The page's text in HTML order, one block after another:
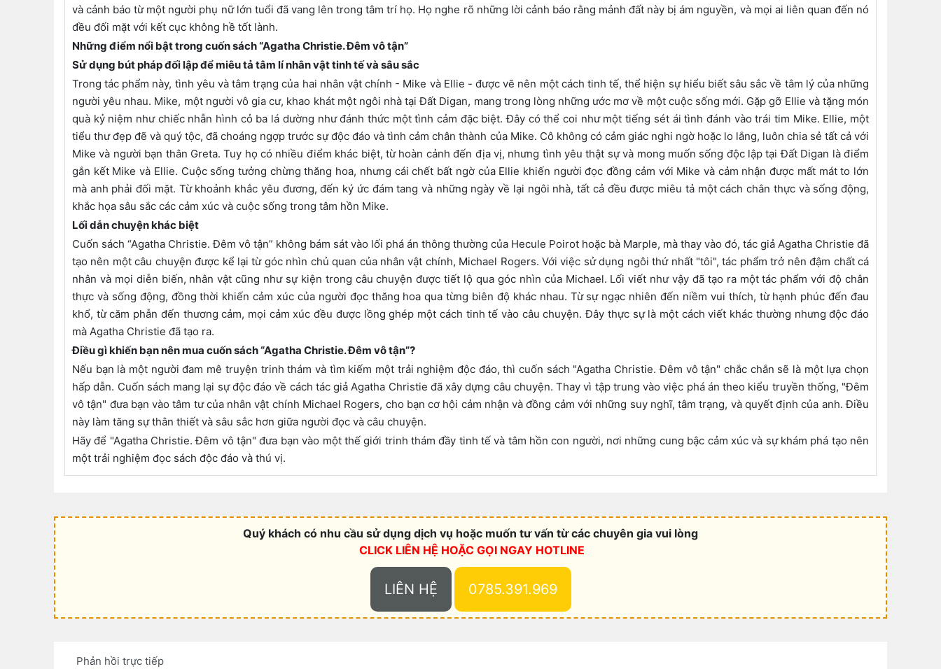
và cảnh báo từ một người phụ nữ lớn tuổi đã vang lên trong tâm trí họ. Họ nghe rõ những lời cảnh báo rằng mảnh đất này bị ám nguyền, và mọi ai liên quan đến nó
đều đối mặt với kết cục không hề tốt lành.
Những điểm nổi bật trong cuốn sách “Agatha Christie. Đêm vô tận”
Sử dụng bút pháp đối lập để miêu tả tâm lí nhân vật tinh tế và sâu sắc
Trong tác phẩm này, tình yêu và tâm trạng của hai nhân vật chính - Mike và Ellie - được vẽ nên một cách tinh tế, thể hiện sự hiểu biết sâu sắc về tâm lý của những
người yêu nhau. Mike, một người vô gia cư, khao khát một ngôi nhà tại Đất Digan, mang trong lòng những ước mơ về một cuộc sống mới. Gặp gỡ Ellie và tặng món
quà kỷ niệm như chiếc nhẫn hình cỏ ba lá dường như đánh thức một tình cảm đặc biệt. Đây có thể coi như một tiếng sét ái tình đánh vào trái tim Mike. Ellie, một
tiểu thư đẹp đẽ và quý tộc, đã choáng ngợp trước sự độc đáo và tình cảm chân thành của Mike. Cô không có cảm giác nghi ngờ hoặc lo lắng, luôn chia sẻ tất cả với
Mike và người bạn thân Greta. Tuy họ có nhiều điểm khác biệt, từ hoàn cảnh đến địa vị, nhưng tình yêu thật sự và mong muốn sống độc lập tại Đất Digan là điểm
gắn kết Mike và Ellie. Cuộc sống tưởng chừng thăng hoa, nhưng cái chết bất ngờ của Ellie khiến người đọc đồng cảm với Mike và cảm nhận được mất mát to lớn
mà anh phải đối mặt. Từ khoảnh khắc yêu đương, đến ký ức đám tang và những ngày về lại ngôi nhà, tất cả đều được miêu tả một cách chân thực và sống động,
khắc họa sâu sắc các cảm xúc và cuộc sống trong tâm hồn Mike.
Lối dẫn chuyện khác biệt
Cuốn sách “Agatha Christie. Đêm vô tận” không bám sát vào lối phá án thông thường của Hecule Poirot hoặc bà Marple, mà thay vào đó, tác giả Agatha Christie đã
tạo nên một câu chuyện được kể lại từ góc nhìn chủ quan của nhân vật chính, Michael Rogers. Với việc sử dụng ngôi thứ nhất "tôi", tác phẩm trở nên đậm chất cá
nhân và mọi diễn biến, nhân vật cũng như sự kiện trong câu chuyện được tiết lộ qua góc nhìn của Michael. Lối viết như vậy đã tạo ra một tác phẩm với độ chân
thực và sống động, đồng thời khiến cảm xúc của người đọc thăng hoa qua từng biên độ khác nhau. Từ sự ngạc nhiên đến niềm vui thích, từ hạnh phúc đến đau
khổ, từ căm phẫn đến thương cảm, mọi cảm xúc đều được lồng ghép một cách tinh tế vào câu chuyện. Đây thực sự là một cách viết khác thường nhưng độc đáo
mà Agatha Christie đã tạo ra.
Điều gì khiến bạn nên mua cuốn sách “Agatha Christie. Đêm vô tận”?
Nếu bạn là một người đam mê truyện trinh thám và tìm kiếm một trải nghiệm độc đáo, thì cuốn sách "Agatha Christie. Đêm vô tận" chắc chắn sẽ là một lựa chọn
hấp dẫn. Cuốn sách mang lại sự độc đáo về cách tác giả Agatha Christie đã xây dựng câu chuyện. Thay vì tập trung vào việc phá án theo kiểu truyền thống, "Đêm
vô tận" đưa bạn vào tâm tư của nhân vật chính Michael Rogers, cho bạn cơ hội cảm nhận và đồng cảm với những suy nghĩ, tâm trạng, và quyết định của anh. Điều
này làm tăng sự thân thiết và sâu sắc hơn giữa người đọc và câu chuyện.
Hãy để "Agatha Christie. Đêm vô tận" đưa bạn vào một thế giới trinh thám đầy tinh tế và tâm hồn con người, nơi những cung bậc cảm xúc và sự khám phá tạo nên
một trải nghiệm đọc sách độc đáo và thú vị.
Quý khách có nhu cầu sử dụng dịch vụ hoặc muốn tư vấn từ các chuyên gia vui lòng
CLICK LIÊN HỆ HOẶC GỌI NGAY HOTLINE
LIÊN HỆ 0785.391.969
Phản hồi trực tiếp